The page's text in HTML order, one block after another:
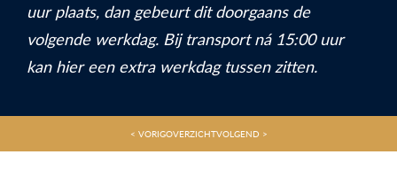
uur plaats, dan gebeurt dit doorgaans de
volgende werkdag. Bij transport ná 15:00 uur
kan hier een extra werkdag tussen zitten.
< VORIGOVERZICHTVOLGEND >